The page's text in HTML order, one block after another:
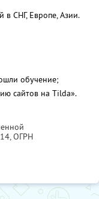
СНГ, Европе, Азии.
обучение;
сайтов на Tilda».
, ОГРН